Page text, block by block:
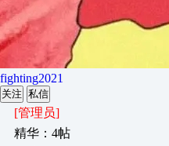
fighting2021
关注 私信
[管理员]
精华：4帖